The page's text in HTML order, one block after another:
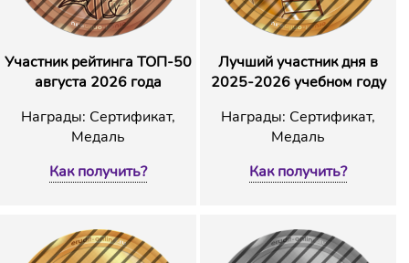
Участник рейтинга ТОП-50
августа 2026 года
Награды: Сертификат,
Медаль
Как получить?
Лучший участник дня в
2025-2026 учебном году
Награды: Сертификат,
Медаль
Как получить?